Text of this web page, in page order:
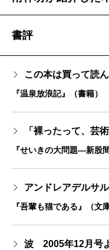
書評
この本は買って読
『温泉放浪記』（書籍）
「裸ったって、芸
『せいきの大問題―新股
アンドレアデルサ
『吾輩も猫である』（文庫
波 2005年12月